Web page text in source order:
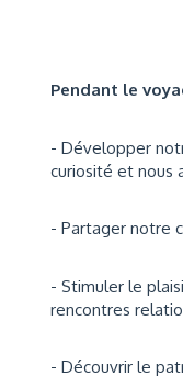
Pendant le
- Développer
curiosité et nous
- Partager notre
- Stimuler le
rencontres
- Découvrir le